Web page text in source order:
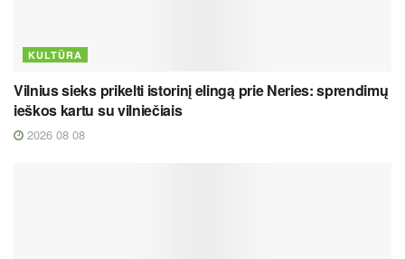
KULTŪRA
Vilnius sieks prikelti istorinį elingą prie Neries: sprendimų
ieškos kartu su vilniečiais
2026 08 08